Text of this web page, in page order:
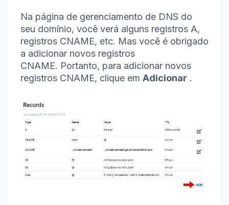
Na página de gerenciamento de DNS do
seu domínio, você verá alguns registros A,
registros CNAME, etc. Mas você é obrigado
a adicionar novos registros
CNAME. Portanto, para adicionar novos
registros CNAME, clique em Adicionar .